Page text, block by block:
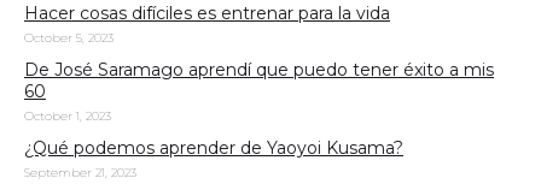
Hacer cosas difíciles es entrenar para la vida
October 5, 2023
De José Saramago aprendí que puedo tener éxito a mis
60
October 1, 2023
¿Qué podemos aprender de Yaoyoi Kusama?
September 21, 2023